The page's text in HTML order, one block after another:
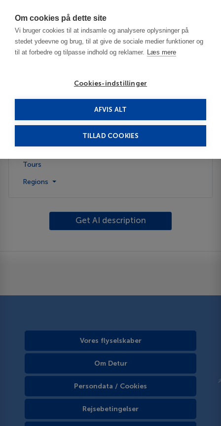
Om cookies på dette site
Vi bruger cookies til at indsamle og analysere oplysninger på
stedet ydeevne og brug, til at give de sociale medier funktioner og
til at forbedre og tilpasse indhold og reklamer. Læs mere
Cookies-indstillinger
AFVIS ALT
TILLAD COOKIES
Tunis - Carthage Coast
Description
Tours
Regions
Get AI description
Vores flyselskaber
Om Detur
Persondata / Cookies
Rejsebetingelser